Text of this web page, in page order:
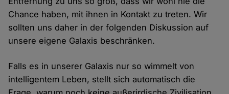
Chance haben, mit ihnen in Kontakt zu treten. Wir
sollten uns daher in der folgenden Diskussion auf
unsere eigene Galaxis beschränken.
Falls es in unserer Galaxis nur so wimmelt von
intelligentem Leben, stellt sich automatisch die